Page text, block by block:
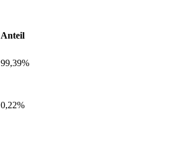
Anteil
99,39%
0,22%